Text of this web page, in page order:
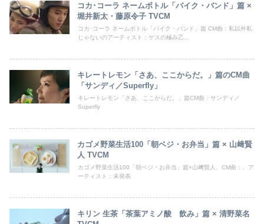
コカ･コーラ ネームボトル「バイク・バンド」篇 ×
堀井新太・藤原令子 TVCM
コカ･コーラ ネームボトル「バイク・バンド」篇 CM曲：私以外私
じゃないのアーティスト：ゲスの極み乙...
キレートレモン「さあ、ここからだ。」篇のCM曲
「サンディ／Superfly」
キレートレモン「さあ、ここからだ。」篇CM曲：サンディ／
Superfly
カゴメ野菜生活100「朝ベジ・お弁当」篇 × 山﨑賢
人 TVCM
カゴメ野菜生活100「朝ベジ・お弁当」篇×山﨑賢人、CM曲：、ア
ーティスト：未発表
キリン 生茶「茶葉アミノ酸 飲み」篇 × 清野菜名